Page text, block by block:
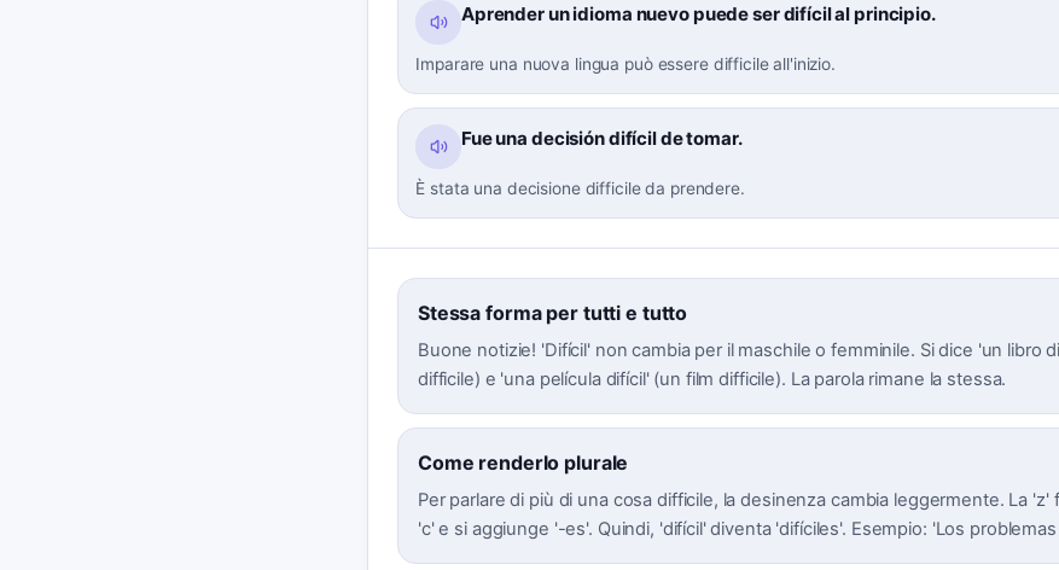
Aprender un idioma nuevo puede ser difícil al principio.
Imparare una nuova lingua può essere difficile all'inizio.
Fue una decisión difícil de tomar.
È stata una decisione difficile da prendere.
Stessa forma per tutti e tutto
Buone notizie! 'Difícil' non cambia per il maschile o femminile. Si dice 'un libro
difficile) e 'una película difícil' (un film difficile). La parola rimane la stessa.
Come renderlo plurale
Per parlare di più di una cosa difficile, la desinenza cambia leggermente. La 'z'
'c' e si aggiunge '-es'. Quindi, 'difícil' diventa 'difíciles'. Esempio: 'Los